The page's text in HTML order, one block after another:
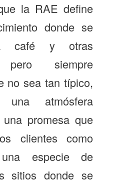
la RAE define
donde se
café y otras
pero siempre
no sea tan típico,
atmósfera
promesa que
clientes como
especie de
sitios donde se